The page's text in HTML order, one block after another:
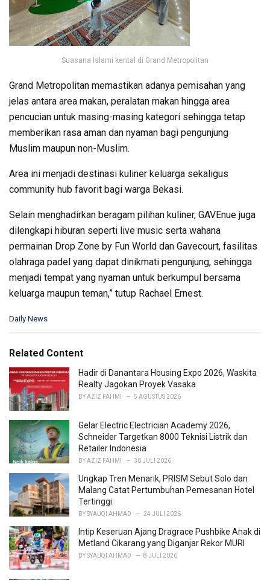
Suasana Islami kental di Grand Metropolitan
Grand Metropolitan memastikan adanya pemisahan yang
jelas antara area makan, peralatan makan hingga area
pencucian untuk masing-masing kategori sehingga tetap
memberikan rasa aman dan nyaman bagi pengunjung
Muslim maupun non-Muslim.
Area ini menjadi destinasi kuliner keluarga sekaligus
community hub favorit bagi warga Bekasi.
Selain menghadirkan beragam pilihan kuliner, GAVEnue juga
dilengkapi hiburan seperti live music serta wahana
permainan Drop Zone by Fun World dan Gavecourt, fasilitas
olahraga padel yang dapat dinikmati pengunjung, sehingga
menjadi tempat yang nyaman untuk berkumpul bersama
keluarga maupun teman,” tutup Rachael Ernest.
C
e
o
r
i
e
Daily News
Related Content
Hadir di Danantara Housing Expo 2026, Waskita
Realty Jagokan Proyek Vasaka
BYAZIZ FAHMI 5 AGUSTUS 2026
Gelar Electric Electrician Academy 2026,
Schneider Targetkan 8000 Teknisi Listrik dan
Retailer Indonesia
BYAZIZ FAHMI 30 JULI 2026
Ungkap Tren Menarik, PRISM Sebut Solo dan
Malang Catat Pertumbuhan Pemesanan Hotel
Tertinggi
BYSYAUQI AHMAD 24 JULI 2026
Intip Keseruan Ajang Dragrace Pushbike Anak di
Metland Cikarang yang Diganjar Rekor MURI
BYSYAUQI AHMAD 8 JULI 2026